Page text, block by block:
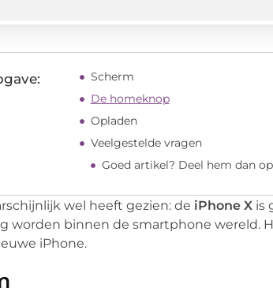
Scherm
De homeknop
Opladen
Veelgestelde vragen
Goed artikel? Deel hem dan
wel heeft gezien: de iPhone X is
worden binnen de smartphone wereld.
iPhone.